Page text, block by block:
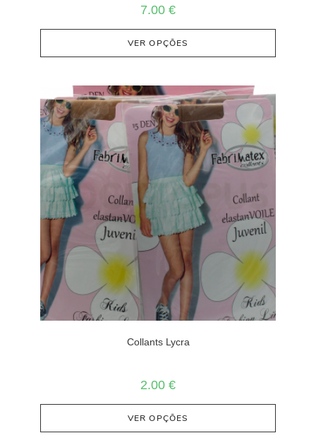
7.00 €
VER OPÇÕES
Collants Lycra
2.00 €
VER OPÇÕES